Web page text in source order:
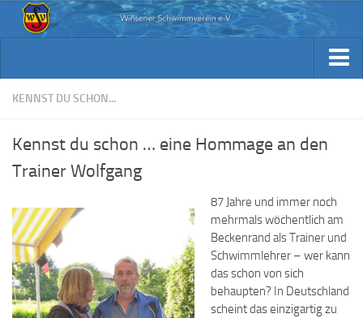
Verein / Kontakt
Sponsoren
Fotos
Beiträge & Downloads
Kennst Du schon…
Aktuelles
Trainingsplan
Sponsoren
Fotos
Beiträge & Downloads
Kennst Du schon…
KENNST DU SCHON...
Kennst du schon … eine Hommage an den
Trainer Wolfgang
87 Jahre und immer noch
mehrmals wöchentlich am
Beckenrand als Trainer und
Schwimmlehrer – wer kann
das schon von sich
behaupten? In Deutschland
scheint das einzigartig zu